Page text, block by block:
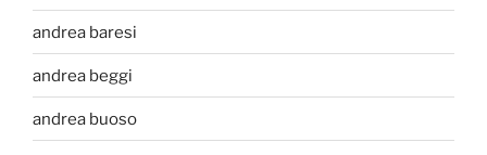
andrea baresi
andrea beggi
andrea buoso